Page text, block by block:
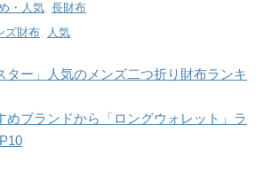
・人気, 長財布
ズ財布, 人気
ター」人気のメンズ二つ折り財布ランキ
めブランドから「ロングウォレット」ラ